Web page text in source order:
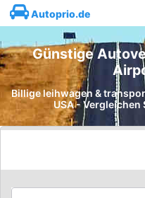
Autoprio.de
Günstige
Billige leihwagen &
USA -